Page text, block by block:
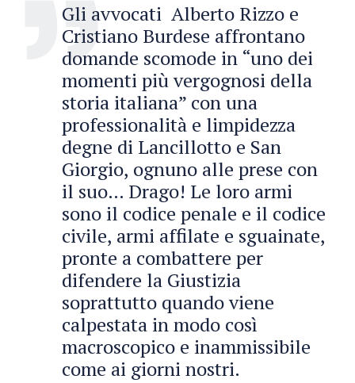
Gli avvocati Alberto Rizzo e
Cristiano Burdese affrontano
domande scomode in “uno dei
momenti più vergognosi della
storia italiana” con una
professionalità e limpidezza
degne di Lancillotto e San
Giorgio, ognuno alle prese con
il suo… Drago! Le loro armi
sono il codice penale e il codice
civile, armi affilate e sguainate,
pronte a combattere per
difendere la Giustizia
soprattutto quando viene
calpestata in modo così
macroscopico e inammissibile
come ai giorni nostri.